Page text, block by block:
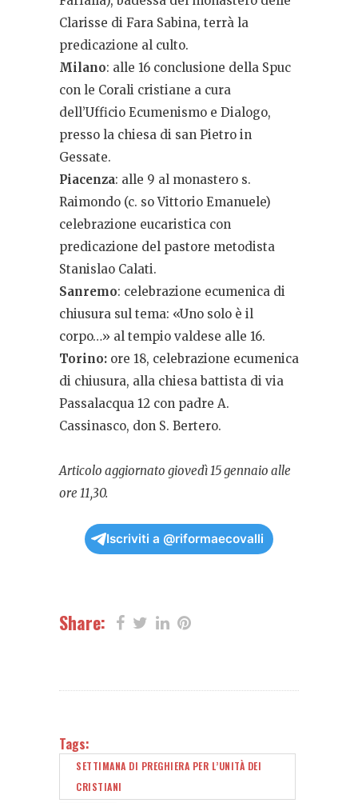
Clarisse di Fara Sabina, terrà la
predicazione al culto.
Milano: alle 16 conclusione della Spuc
con le Corali cristiane a cura
dell’Ufficio Ecumenismo e Dialogo,
presso la chiesa di san Pietro in
Gessate.
Piacenza: alle 9 al monastero s.
Raimondo (c. so Vittorio Emanuele)
celebrazione eucaristica con
predicazione del pastore metodista
Stanislao Calati.
Sanremo: celebrazione ecumenica di
chiusura sul tema: «Uno solo è il
corpo…» al tempio valdese alle 16.
Torino: ore 18, celebrazione ecumenica
di chiusura, alla chiesa battista di via
Passalacqua 12 con padre A.
Cassinasco, don S. Bertero.
Articolo aggiornato giovedì 15 gennaio alle
ore 11,30.
Iscriviti a @riformaecovalli
Share:
Tags:
SETTIMANA DI PREGHIERA PER L’UNITÀ DEI
CRISTIANI